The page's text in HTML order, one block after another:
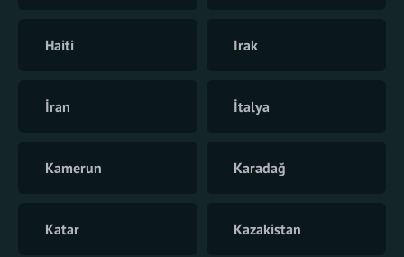
Haiti Irak
İran İtalya
Kamerun Karadağ
Katar Kazakistan